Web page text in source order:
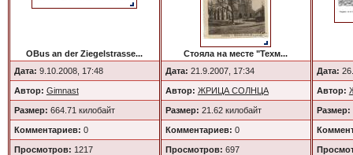
OBus an der Ziegelstrasse...
Дата: 9.10.2008, 17:48
Автор: Gimnast
Размер: 664.71 килобайт
Комментариев: 0
Просмотров: 1217
Стояла на месте "Техм...
Дата: 21.9.2007, 17:34
Автор: ЖРИЦА СОЛНЦА
Размер: 21.62 килобайт
Комментариев: 0
Просмотров: 697
Дата:
Автор:
Размер: